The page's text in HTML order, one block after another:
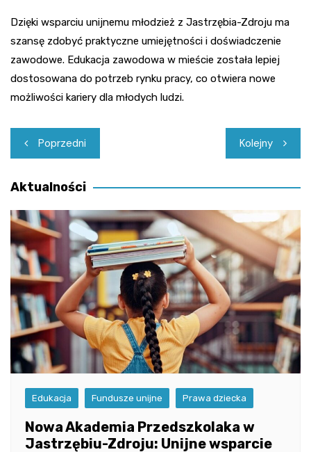
Dzięki wsparciu unijnemu młodzież z Jastrzębia-Zdroju ma
szansę zdobyć praktyczne umiejętności i doświadczenie
zawodowe. Edukacja zawodowa w mieście została lepiej
dostosowana do potrzeb rynku pracy, co otwiera nowe
możliwości kariery dla młodych ludzi.
Nawigacja
wpisu
Poprzedni Kolejny
Aktualności
Edukacja Fundusze unijne Prawa dziecka
Nowa Akademia Przedszkolaka w
Jastrzębiu-Zdroju: Unijne wsparcie